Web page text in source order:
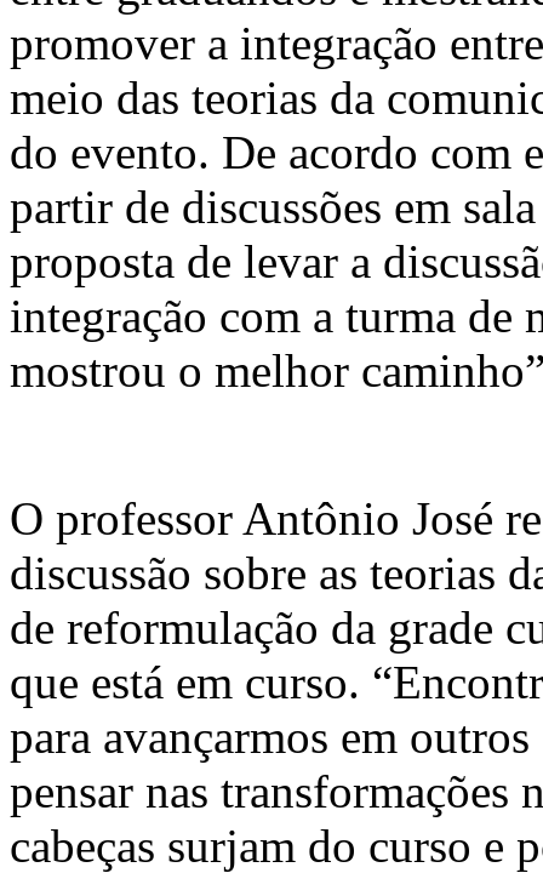
promover a integração
meio das teorias da
do evento. De acordo com
partir de discussões em
proposta de levar a
integração com a turma de
mostrou o melhor
O professor Antônio José
discussão sobre as teorias
de reformulação da grade
que está em curso.
para avançarmos em
pensar nas transformações
cabeças surjam do curso e